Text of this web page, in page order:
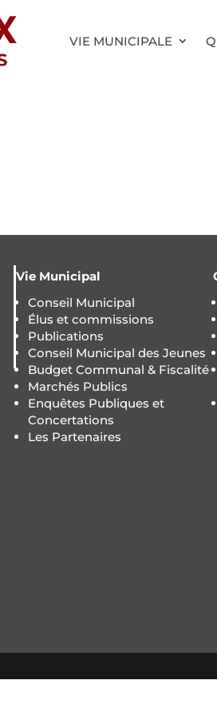
VIE MUNICIPALE
Vie Municipal
Conseil Municipal
Élus et commissions
Publications
Conseil Municipal des Jeunes
Budget Communal & Fiscalité
Marchés Publics
Enquêtes Publiques et
Concertations
Les Partenaires